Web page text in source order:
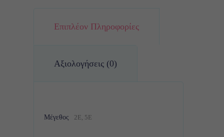
Επιπλέον Πληροφορίες
Αξιολογήσεις (0)
Μέγεθος 2Ε, 5Ε